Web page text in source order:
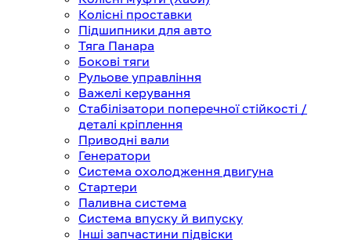
Колісні проставки
Підшипники для авто
Тяга Панара
Бокові тяги
Рульове управління
Важелі керування
Стабілізатори поперечної стійкості /
деталі кріплення
Приводні вали
Генератори
Система охолодження двигуна
Стартери
Паливна система
Система впуску й випуску
Інші запчастини підвіски